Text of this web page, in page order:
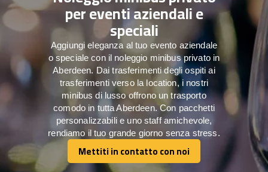
per eventi aziendali e
speciali
Aggiungi eleganza al tuo evento aziendale
o speciale con il noleggio minibus privato in
Aberdeen. Dai trasferimenti degli ospiti ai
trasferimenti verso la location, i nostri
minibus di lusso offrono un trasporto
comodo in tutta Aberdeen. Con pacchetti
personalizzabili e uno staff amichevole,
rendiamo il tuo grande giorno senza stress.
Mettiti in contatto con noi
Mettiti in contatto con noi